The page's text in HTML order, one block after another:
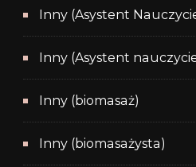
Inny (Asystent
Inny (Asystent
Inny (biomasaż)
Inny (biomasażysta)